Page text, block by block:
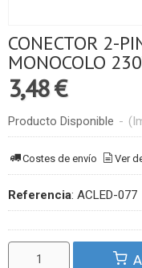
CONECTOR 2-
MONOCOLO
3,48 €
Producto Disponible -
Costes de envío Ver
Referencia: ACLED-077